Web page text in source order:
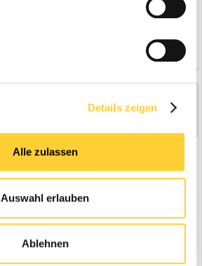
Details zeigen
Alle zulassen
Auswahl erlauben
Ablehnen
Inderbitzin